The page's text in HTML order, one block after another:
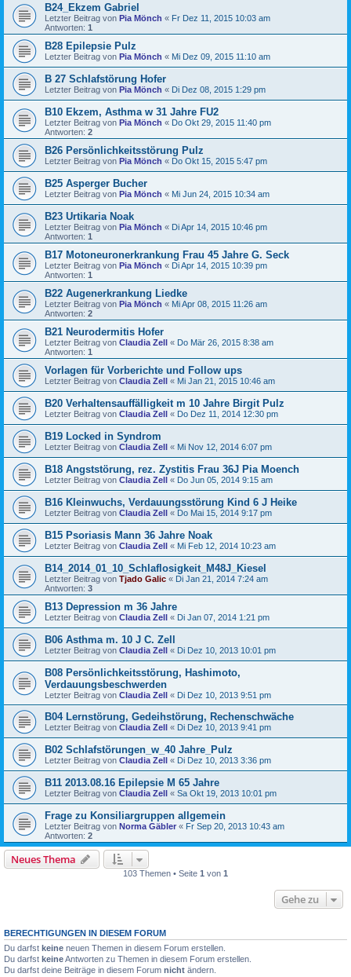
B24_Ekzem Gabriel
Letzter Beitrag von Pia Mönch « Fr Dez 11, 2015 10:03 am
Antworten: 1
B28 Epilepsie Pulz
Letzter Beitrag von Pia Mönch « Mi Dez 09, 2015 11:10 am
B 27 Schlafstörung Hofer
Letzter Beitrag von Pia Mönch « Di Dez 08, 2015 1:29 pm
B10 Ekzem, Asthma w 31 Jahre FU2
Letzter Beitrag von Pia Mönch « Do Okt 29, 2015 11:40 pm
Antworten: 2
B26 Persönlichkeitsstörung Pulz
Letzter Beitrag von Pia Mönch « Do Okt 15, 2015 5:47 pm
B25 Asperger Bucher
Letzter Beitrag von Pia Mönch « Mi Jun 24, 2015 10:34 am
B23 Urtikaria Noak
Letzter Beitrag von Pia Mönch « Di Apr 14, 2015 10:46 pm
Antworten: 1
B17 Motoneuronerkrankung Frau 45 Jahre G. Seck
Letzter Beitrag von Pia Mönch « Di Apr 14, 2015 10:39 pm
Antworten: 1
B22 Augenerkrankung Liedke
Letzter Beitrag von Pia Mönch « Mi Apr 08, 2015 11:26 am
Antworten: 2
B21 Neurodermitis Hofer
Letzter Beitrag von Claudia Zell « Do Mär 26, 2015 8:38 am
Antworten: 1
Vorlagen für Vorberichte und Follow ups
Letzter Beitrag von Claudia Zell « Mi Jan 21, 2015 10:46 am
B20 Verhaltensauffälligkeit m 10 Jahre Birgit Pulz
Letzter Beitrag von Claudia Zell « Do Dez 11, 2014 12:30 pm
B19 Locked in Syndrom
Letzter Beitrag von Claudia Zell « Mi Nov 12, 2014 6:07 pm
B18 Angststörung, rez. Zystitis Frau 36J Pia Moench
Letzter Beitrag von Claudia Zell « Do Jun 05, 2014 9:15 am
B16 Kleinwuchs, Verdauungsstörung Kind 6 J Heike
Letzter Beitrag von Claudia Zell « Do Mai 15, 2014 9:17 pm
B15 Psoriasis Mann 36 Jahre Noak
Letzter Beitrag von Claudia Zell « Mi Feb 12, 2014 10:23 am
B14_2014_01_10_Schlaflosigkeit_M48J_Kiesel
Letzter Beitrag von Tjado Galic « Di Jan 21, 2014 7:24 am
Antworten: 3
B13 Depression m 36 Jahre
Letzter Beitrag von Claudia Zell « Di Jan 07, 2014 1:21 pm
B06 Asthma m. 10 J C. Zell
Letzter Beitrag von Claudia Zell « Di Dez 10, 2013 10:01 pm
B08 Persönlichkeitsstörung, Hashimoto,
Verdauungsbeschwerden
Letzter Beitrag von Claudia Zell « Di Dez 10, 2013 9:51 pm
B04 Lernstörung, Gedeihstörung, Rechenschwäche
Letzter Beitrag von Claudia Zell « Di Dez 10, 2013 9:41 pm
B02 Schlafstörungen_w_40 Jahre_Pulz
Letzter Beitrag von Claudia Zell « Di Dez 10, 2013 3:36 pm
B11 2013.08.16 Epilepsie M 65 Jahre
Letzter Beitrag von Claudia Zell « Sa Okt 19, 2013 10:01 pm
Frage zu Konsiliargruppen allgemein
Letzter Beitrag von Norma Gäbler « Fr Sep 20, 2013 10:43 am
Antworten: 2
Neues Thema
103 Themen • Seite 1 von 1
Gehe zu
BERECHTIGUNGEN IN DIESEM FORUM
Du darfst keine neuen Themen in diesem Forum erstellen.
Du darfst keineAntworten zu Themen in diesem Forum erstellen.
Du darfst deine Beiträge in diesem Forum nicht ändern.